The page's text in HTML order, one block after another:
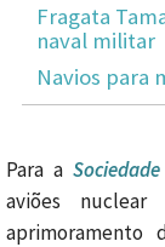
Fragata
naval militar
Navios para
Para a
aviões
aprimoramento